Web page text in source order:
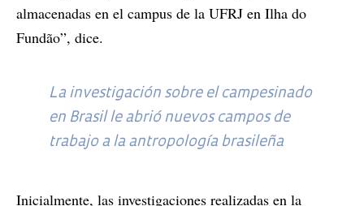
almacenadas en el campus de la UFRJ en Ilha do
Fundão”, dice.
La investigación sobre el campesinado
en Brasil le abrió nuevos campos de
trabajo a la antropología brasileña
Inicialmente, las investigaciones realizadas en la